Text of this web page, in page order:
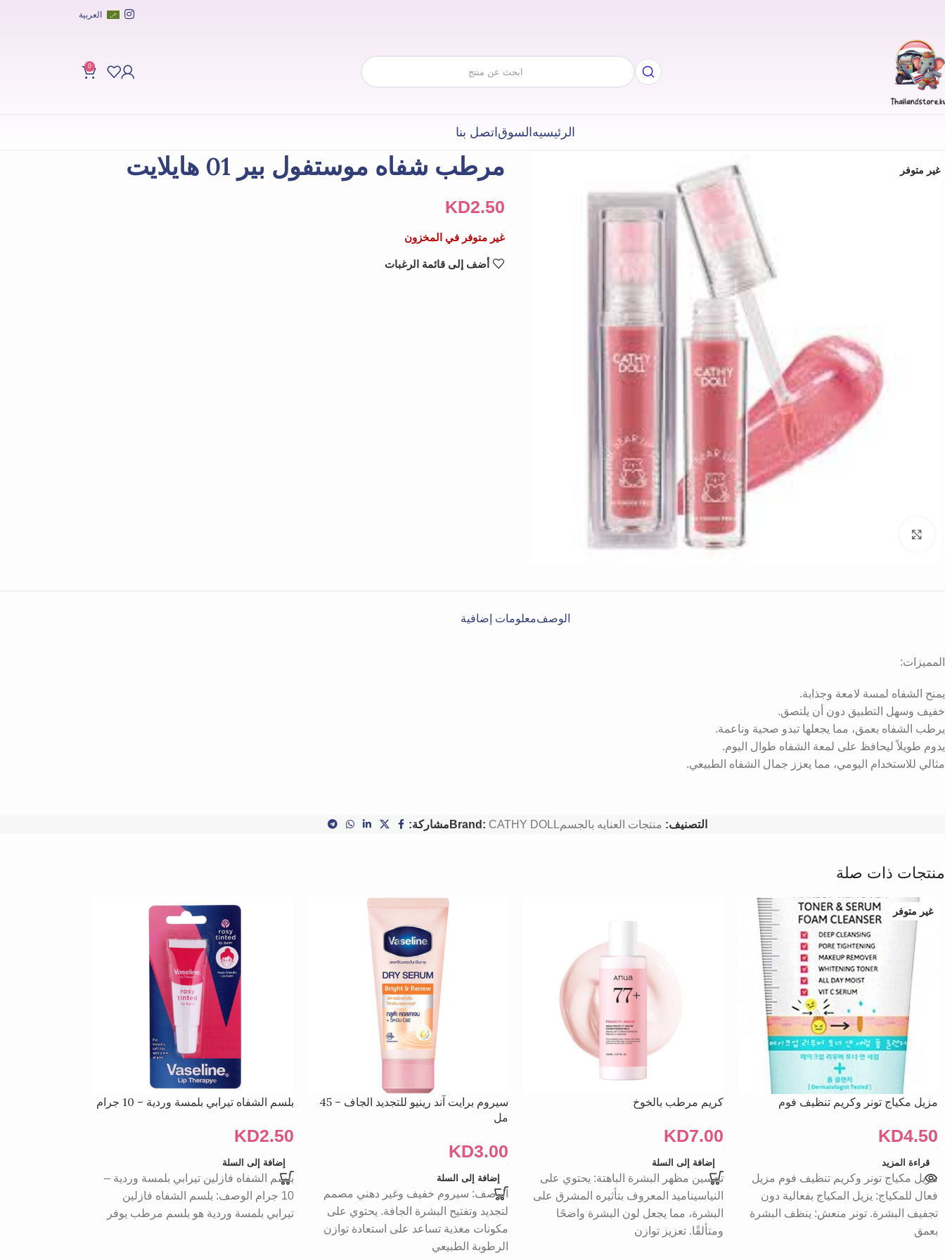
العربية
0
الرئيسيهالسوقاتصل بنا
غير متوفر مرطب شفاه موستفول بير 01 هايلايت
KD2.50
غير متوفر في المخزون
أضف إلى قائمة الرغبات
الوصفمعلومات إضافية
المميزات:
يمنح الشفاه لمسة لامعة وجذابة.
خفيف وسهل التطبيق دون أن يلتصق.
يرطب الشفاه بعمق، مما يجعلها تبدو صحية وناعمة.
يدوم طويلاً ليحافظ على لمعة الشفاه طوال اليوم.
مثالي للاستخدام اليومي، مما يعزز جمال الشفاه الطبيعي.
التصنيف: منتجات العنايه بالجسم Brand: CATHY DOLL مشاركة:
منتجات ذات صلة
غير متوفر
مزيل مكياج تونر وكريم تنظيف فوم
KD4.50
قراءة المزيد
مزيل مكياج تونر وكريم تنظيف فوم مزيل
فعال للمكياج: يزيل المكياج بفعالية دون
تجفيف البشرة. تونر منعش: ينظف البشرة
بعمق
كريم مرطب بالخوخ
KD7.00
إضافة إلى السلة
تحسين مظهر البشرة الباهتة: يحتوي على
النياسيناميد المعروف بتأثيره المشرق على
البشرة، مما يجعل لون البشرة واضحًا
ومتألقًا. تعزيز توازن
سيروم برايت آند رينيو للتجديد الجاف – 45
مل
KD3.00
إضافة إلى السلة
الوصف: سيروم خفيف وغير دهني مصمم
لتجديد وتفتيح البشرة الجافة. يحتوي على
مكونات مغذية تساعد على استعادة توازن
الرطوبة الطبيعي
بلسم الشفاه تيرابي بلمسة وردية – 10 جرام
KD2.50
إضافة إلى السلة
بلسم الشفاه فازلين تيرابي بلمسة وردية –
10 جرام الوصف: بلسم الشفاه فازلين
تيرابي بلمسة وردية هو بلسم مرطب يوفر